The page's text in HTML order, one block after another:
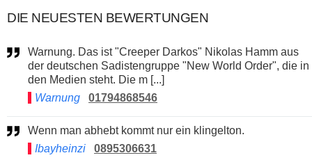
DIE NEUESTEN BEWERTUNGEN
Warnung. Das ist "Creeper Darkos" Nikolas Hamm aus
der deutschen Sadistengruppe "New World Order", die in
den Medien steht. Die m [...]
Warnung
01794868546
Wenn man abhebt kommt nur ein klingelton.
Ibayheinzi
0895306631